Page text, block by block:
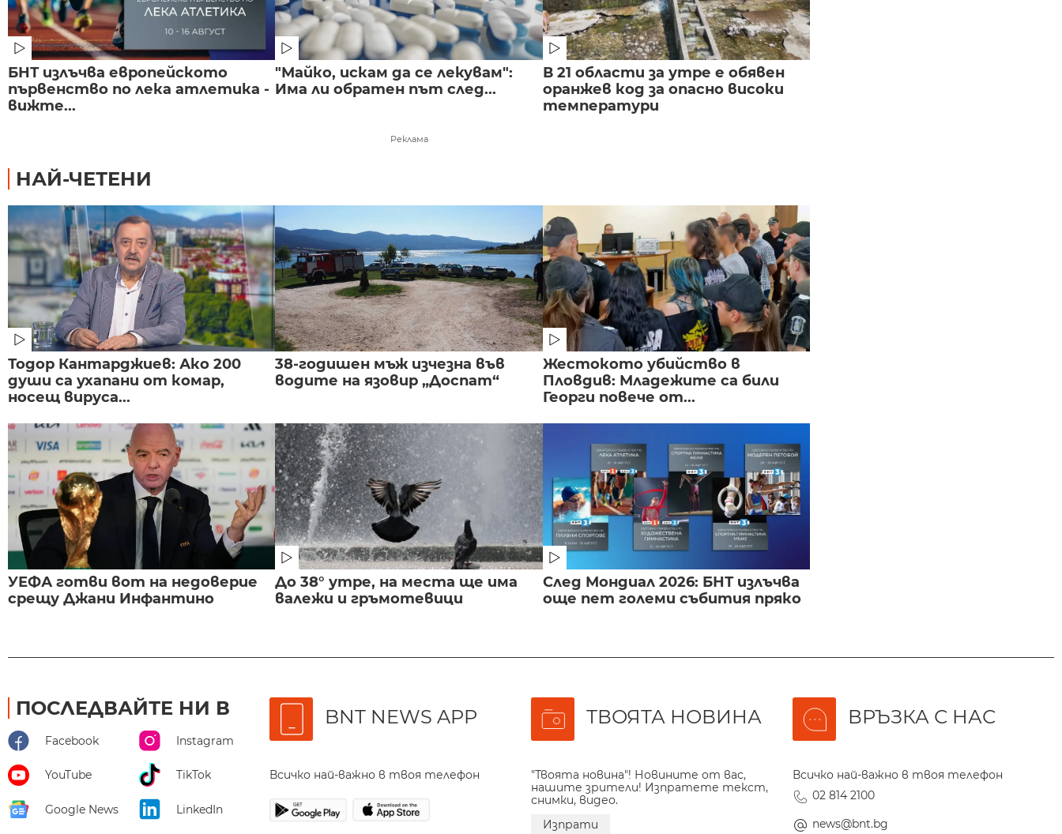
БНТ излъчва европейското
първенство по лека атлетика -
вижте...
"Майко, искам да се лекувам":
Има ли обратен път след...
В 21 области за утре е обявен
оранжев код за опасно високи
температури
Реклама
НАЙ-ЧЕТЕНИ
Тодор Кантарджиев: Ако 200
души са ухапани от комар,
носещ вируса...
38-годишен мъж изчезна във
водите на язовир „Доспат“
Жестокото убийство в
Пловдив: Младежите са били
Георги повече от...
УЕФА готви вот на недоверие
срещу Джани Инфантино
До 38° утре, на места ще има
валежи и гръмотевици
След Мондиал 2026: БНТ излъчва
още пет големи събития пряко
ПОСЛЕДВАЙТЕ НИ В
Facebook Instagram
YouTube TikTok
Google News LinkedIn
BNT NEWS APP
Всичко най-важно в твоя телефон
ТВОЯТА НОВИНА
"Твоята новина"! Новините от вас,
нашите зрители! Изпратете текст,
снимки, видео.
Изпрати
ВРЪЗКА С НАС
Всичко най-важно в твоя телефон
02 814 2100
news@bnt.bg